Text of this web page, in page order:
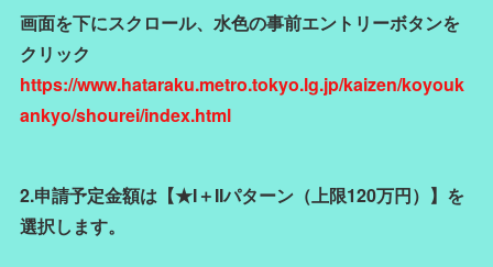
画面を下にスクロール、水色の事前エントリーボタンを
クリック
https://www.hataraku.metro.tokyo.lg.jp/kaizen/koyouk
ankyo/shourei/index.html
2.申請予定金額は【★I＋IIパターン（上限120万円）】を
選択します。